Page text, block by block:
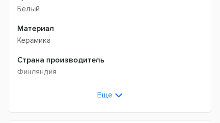
Белый
Материал
Керамика
Страна производитель
Финляндия
Еще